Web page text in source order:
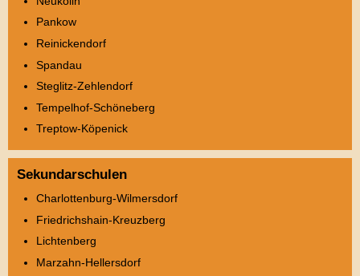
Pankow
Reinickendorf
Spandau
Steglitz-Zehlendorf
Tempelhof-Schöneberg
Treptow-Köpenick
Sekundarschulen
Charlottenburg-Wilmersdorf
Friedrichshain-Kreuzberg
Lichtenberg
Marzahn-Hellersdorf